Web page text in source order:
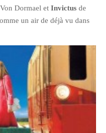
Dormael et Invictus de
un air de déjà vu dans